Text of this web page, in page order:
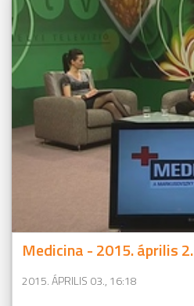
Medicina - 2015. április 2.
2015. ÁPRILIS 03., 16:18